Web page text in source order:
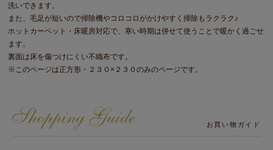
洗いできます。
また、毛足が短いので掃除機やコロコロがかけやすく掃除もラクラク♪
ホットカーペット・床暖房対応で、寒い時期は併せて使うことで暖かく過ごせ
ます。
裏面は床を傷つけにくい不織布です。
※このページは正方形・２３０×２３０のみのページです。
お買い物ガイド